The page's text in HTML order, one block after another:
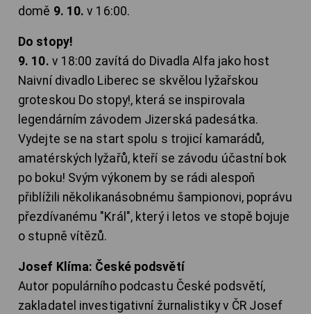
domě 9. 10. v 16:00.
Do stopy!
9. 10. v 18:00 zavítá do Divadla Alfa jako host
Naivní divadlo Liberec se skvělou lyžařskou
groteskou Do stopy!, která se inspirovala
legendárním závodem Jizerská padesátka.
Vydejte se na start spolu s trojicí kamarádů,
amatérských lyžařů, kteří se závodu účastní bok
po boku! Svým výkonem by se rádi alespoň
přiblížili několikanásobnému šampionovi, poprávu
přezdívanému "Král", který i letos ve stopě bojuje
o stupně vítězů.
Josef Klíma: České podsvětí
Autor populárního podcastu České podsvětí,
zakladatel investigativní žurnalistiky v ČR Josef